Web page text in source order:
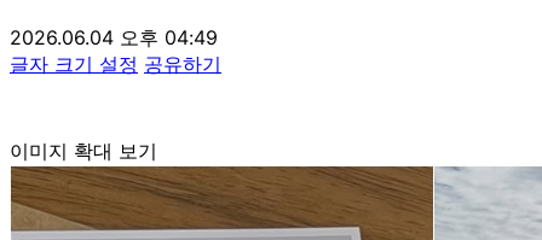
2026.06.04 오후 04:49
글자 크기 설정 공유하기
이미지 확대 보기